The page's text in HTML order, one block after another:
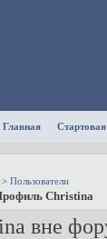
Главная Стартовая
> Пользователи
Christina